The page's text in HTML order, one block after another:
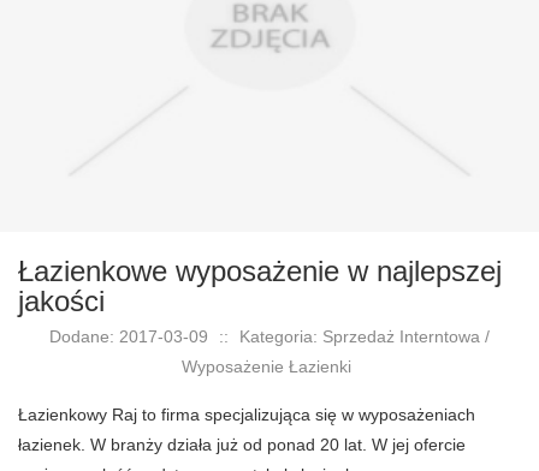
Łazienkowe wyposażenie w najlepszej
jakości
Dodane: 2017-03-09 ::
Kategoria: Sprzedaż Interntowa /
Wyposażenie Łazienki
Łazienkowy Raj to firma specjalizująca się w wyposażeniach
łazienek. W branży działa już od ponad 20 lat. W jej ofercie